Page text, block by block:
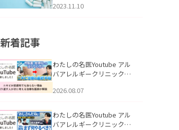
2023.11.10
新着記事
わたしの名医Youtube アル
バアレルギークリニック札
らない理由｜繰り返す人が
説」を公開いたしました。
2026.08.07
わたしの名医Youtube アル
バアレルギークリニック札